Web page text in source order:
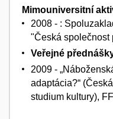
Mimouniversitní
2008 - :
"Česká společnost
Veřejné
2009 -
adaptácia?“
studium kultury),